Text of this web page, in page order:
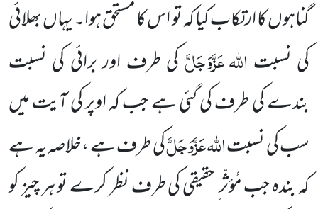
گناہوں کا ارتکاب کیا کہ تو اس کا مستحق ہوا۔ یہاں بھلائی
کی نسبت اللہعَزَّوَجَلَّکی طرف اور برائی کی نسبت
بندے کی طرف کی گئی ہے جب کہ اوپر کی آیت میں
سب کی نسبتاللہعَزَّوَجَلَّکی طرف ہے ،خلاصہ یہ ہے
کہ بندہ جب مُؤثّر ِ حقیقی کی طرف نظر کرے تو ہر چیز کو